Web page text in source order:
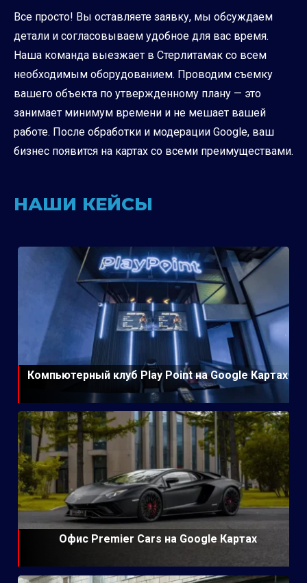
Все просто! Вы оставляете заявку, мы обсуждаем
детали и согласовываем удобное для вас время.
Наша команда выезжает в Стерлитамак со всем
необходимым оборудованием. Проводим съемку
вашего объекта по утвержденному плану — это
занимает минимум времени и не мешает вашей
работе. После обработки и модерации Google, ваш
бизнес появится на картах со всеми преимуществами.
НАШИ КЕЙСЫ
Компьютерный клуб Play Point на Google Картах
Офис Premier Cars на Google Картах